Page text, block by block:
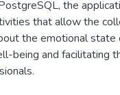
the
that allow the
the emotional state
being and facilitating